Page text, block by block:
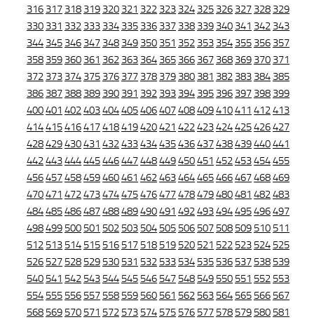
316 317 318 319 320 321 322 323 324 325 326 327 328 329
330 331 332 333 334 335 336 337 338 339 340 341 342 343
344 345 346 347 348 349 350 351 352 353 354 355 356 357
358 359 360 361 362 363 364 365 366 367 368 369 370 371
372 373 374 375 376 377 378 379 380 381 382 383 384 385
386 387 388 389 390 391 392 393 394 395 396 397 398 399
400401 402403404405406407408409410411 412413
414415416417418419420421 422423424425426427
428429430431 432433434435436437438439440441
442443444445446447448449450451 452453454455
456457458459460461 462463464465466467468469
470471 472473474475476477478479480481 482483
484485486487488489490491 492493494495496497
498499 500 501 502 503 504 505 506 507 508 509 510 511
512 513 514 515 516 517 518 519 520 521 522 523 524 525
526 527 528 529 530 531 532 533 534 535 536 537 538 539
540 541 542 543 544 545 546 547 548 549 550 551 552 553
554 555 556 557 558 559 560 561 562 563 564 565 566 567
568 569 570 571 572 573 574 575 576 577 578 579 580 581